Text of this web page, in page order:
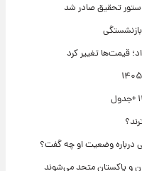
تحقیق صادر شد
درباره وضعیت او چه گفت؟
و پاکستان متحد می‌شوند